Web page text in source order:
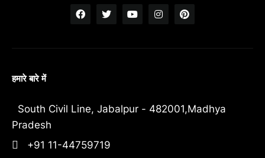
हमारे बारे में
South Civil Line, Jabalpur - 482001,Madhya
Pradesh
+91 11-44759719